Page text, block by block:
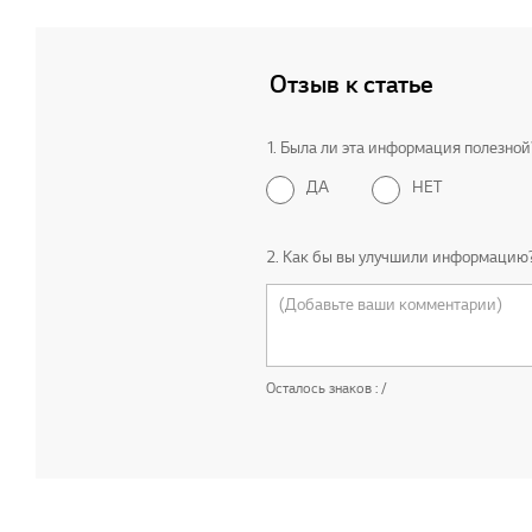
Отзыв к статье
1. Была ли эта информация
ДА
НЕТ
2. Как бы вы улучшили
Осталось знаков :/